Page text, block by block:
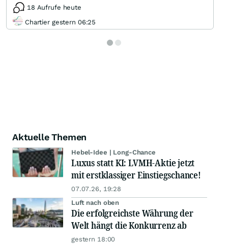
18 Aufrufe heute
Chartier gestern 06:25
Aktuelle Themen
Hebel-Idee | Long-Chance
Luxus statt KI: LVMH-Aktie jetzt
mit erstklassiger Einstiegschance!
07.07.26, 19:28
Luft nach oben
Die erfolgreichste Währung der
Welt hängt die Konkurrenz ab
gestern 18:00